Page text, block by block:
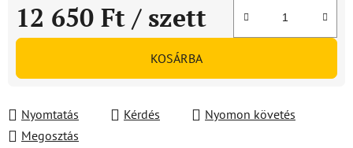
12 650 Ft / szett
Egységár:
KOSÁRBA
Nyomtatás Kérdés
Nyomon követés
Megosztás